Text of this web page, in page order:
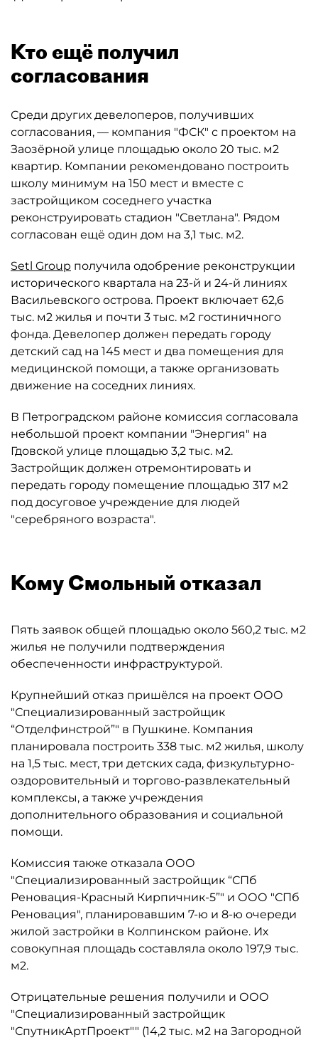
Кто ещё получил
согласования
Среди других девелоперов, получивших
согласования, — компания "ФСК" с проектом на
Заозёрной улице площадью около 20 тыс. м2
квартир. Компании рекомендовано построить
школу минимум на 150 мест и вместе с
застройщиком соседнего участка
реконструировать стадион "Светлана". Рядом
согласован ещё один дом на 3,1 тыс. м2.
Setl Group получила одобрение реконструкции
исторического квартала на 23-й и 24-й линиях
Васильевского острова. Проект включает 62,6
тыс. м2 жилья и почти 3 тыс. м2 гостиничного
фонда. Девелопер должен передать городу
детский сад на 145 мест и два помещения для
медицинской помощи, а также организовать
движение на соседних линиях.
В Петроградском районе комиссия согласовала
небольшой проект компании "Энергия" на
Гдовской улице площадью 3,2 тыс. м2.
Застройщик должен отремонтировать и
передать городу помещение площадью 317 м2
под досуговое учреждение для людей
"серебряного возраста".
Кому Смольный отказал
Пять заявок общей площадью около 560,2 тыс. м2
жилья не получили подтверждения
обеспеченности инфраструктурой.
Крупнейший отказ пришёлся на проект ООО
"Специализированный застройщик
“Отделфинстрой”" в Пушкине. Компания
планировала построить 338 тыс. м2 жилья, школу
на 1,5 тыс. мест, три детских сада, физкультурно-
оздоровительный и торгово-развлекательный
комплексы, а также учреждения
дополнительного образования и социальной
помощи.
Комиссия также отказала ООО
"Специализированный застройщик “СПб
Реновация-Красный Кирпичник-5”" и ООО "СПб
Реновация", планировавшим 7-ю и 8-ю очереди
жилой застройки в Колпинском районе. Их
совокупная площадь составляла около 197,9 тыс.
м2.
Отрицательные решения получили и ООО
"Специализированный застройщик
"СпутникАртПроект"" (14,2 тыс. м2 на Загородной